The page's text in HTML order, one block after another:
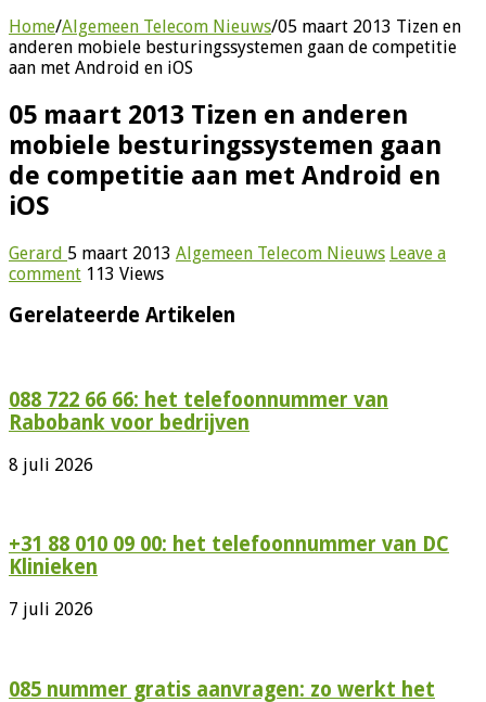
Home/Algemeen Telecom Nieuws/05 maart 2013 Tizen en
anderen mobiele besturingssystemen gaan de competitie
aan met Android en iOS
05 maart 2013 Tizen en anderen
mobiele besturingssystemen gaan
de competitie aan met Android en
iOS
Gerard 5 maart 2013 Algemeen Telecom Nieuws Leave a
comment 113 Views
Gerelateerde Artikelen
088 722 66 66: het telefoonnummer van
Rabobank voor bedrijven
8 juli 2026
+31 88 010 09 00: het telefoonnummer van DC
Klinieken
7 juli 2026
085 nummer gratis aanvragen: zo werkt het